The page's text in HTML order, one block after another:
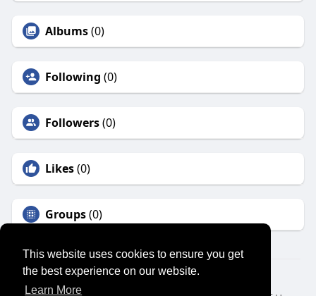
This website uses cookies to ensure you get
the best experience on our website.
Learn More
Albums(0)
Following (0)
Followers(0)
Likes(0)
Groups(0)
© 2026 SENSUAL MARKET PLACE